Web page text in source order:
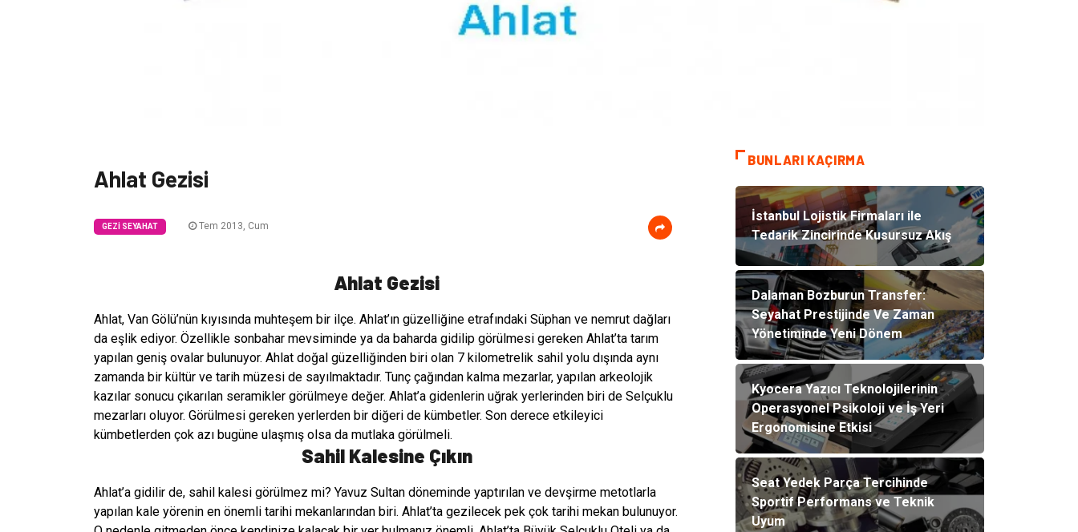
Ahlat Gezisi
GEZI SEYAHAT Tem 2013, Cum
Ahlat Gezisi
Ahlat, Van Gölü’nün kıyısında muhteşem bir ilçe. Ahlat’ın güzelliğine etrafındaki Süphan ve nemrut dağları
da eşlik ediyor. Özellikle sonbahar mevsiminde ya da baharda gidilip görülmesi gereken Ahlat’ta tarım
yapılan geniş ovalar bulunuyor. Ahlat doğal güzelliğinden biri olan 7 kilometrelik sahil yolu dışında aynı
zamanda bir kültür ve tarih müzesi de sayılmaktadır. Tunç çağından kalma mezarlar, yapılan arkeolojik
kazılar sonucu çıkarılan seramikler görülmeye değer. Ahlat’a gidenlerin uğrak yerlerinden biri de Selçuklu
mezarları oluyor. Görülmesi gereken yerlerden bir diğeri de kümbetler. Son derece etkileyici
kümbetlerden çok azı bugüne ulaşmış olsa da mutlaka görülmeli.
Sahil Kalesine Çıkın
Ahlat’a gidilir de, sahil kalesi görülmez mi? Yavuz Sultan döneminde yaptırılan ve devşirme metotlarla
yapılan kale yörenin en önemli tarihi mekanlarından biri. Ahlat’ta gezilecek pek çok tarihi mekan bulunuyor.
BUNLARI KAÇIRMA
İstanbul Lojistik Firmaları ile
Tedarik Zincirinde Kusursuz Akış
Dalaman Bozburun Transfer:
Seyahat Prestijinde Ve Zaman
Yönetiminde Yeni Dönem
Kyocera Yazıcı Teknolojilerinin
Operasyonel Psikoloji ve İş Yeri
Ergonomisine Etkisi
Seat Yedek Parça Tercihinde
Sportif Performans ve Teknik
Uyum